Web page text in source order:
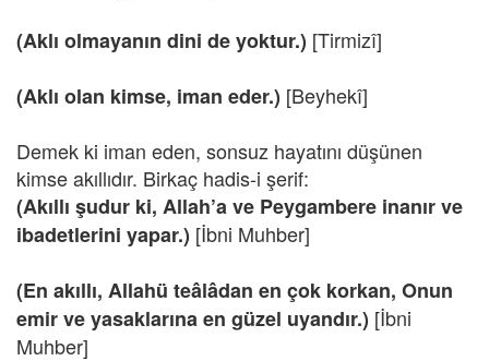
(Aklı olmayanın dini de yoktur.) [Tirmizî]
(Aklı olan kimse, iman eder.) [Beyhekî]
Demek ki iman eden, sonsuz hayatını düşünen
kimse akıllıdır. Birkaç hadis-i şerif:
(Akıllı şudur ki, Allah’a ve Peygambere inanır ve
ibadetlerini yapar.) [İbni Muhber]
(En akıllı, Allahü teâlâdan en çok korkan, Onun
emir ve yasaklarına en güzel uyandır.) [İbni
Muhber]